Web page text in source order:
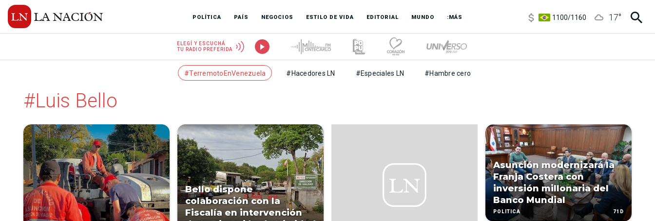
POLÍTICA PAÍS NEGOCIOS ESTILO DE VIDA EDITORIAL MUNDO :MÁS
1100/1160
17°
ELEGÍ Y ESCUCHÁ
TU RADIO PREFERIDA
#TerremotoEnVenezuela #Hacedores LN #Especiales LN #Hambre cero
#Luis Bello
Bello dispone
colaboración con la
Fiscalía en intervención
Asunción modernizará la
Franja Costera con
inversión millonaria del
Banco Mundial
POLÍTICA 71D